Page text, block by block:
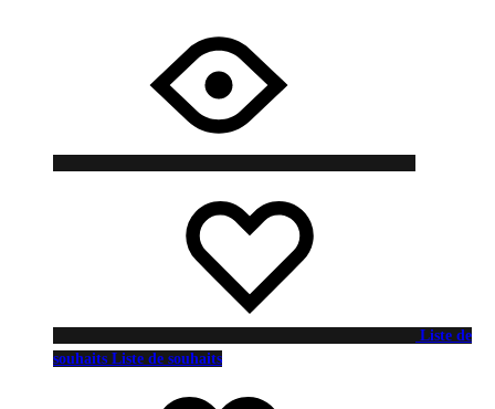
Liste de
souhaits Liste de souhaits